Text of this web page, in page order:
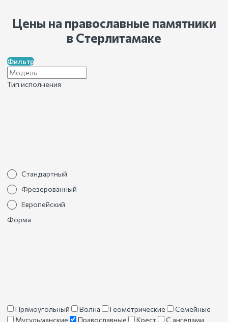
Цены на православные памятники
в Стерлитамаке
Фильтр
Тип исполнения
Стандартный
Фрезерованный
Европейский
Форма
Прямоугольный Волна Геометрические
Семейные
Мусульманские
Православные Крест
С ангелами